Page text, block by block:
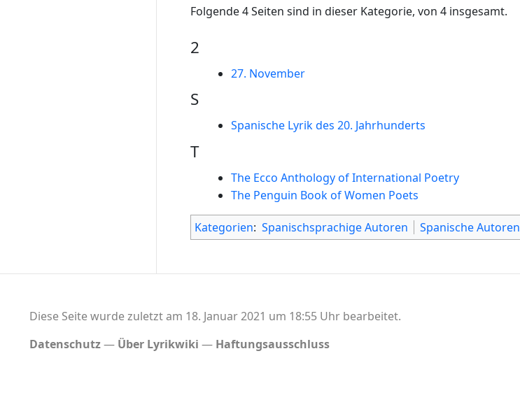
Folgende 4 Seiten sind in dieser Kategorie, von 4 insgesamt.
2
27. November
S
Spanische Lyrik des 20. Jahrhunderts
T
The Ecco Anthology of International Poetry
The Penguin Book of Women Poets
Kategorien: Spanischsprachige Autoren Spanische Autoren
Diese Seite wurde zuletzt am 18. Januar 2021 um 18:55 Uhr bearbeitet.
Datenschutz
Über Lyrikwiki Haftungsausschluss